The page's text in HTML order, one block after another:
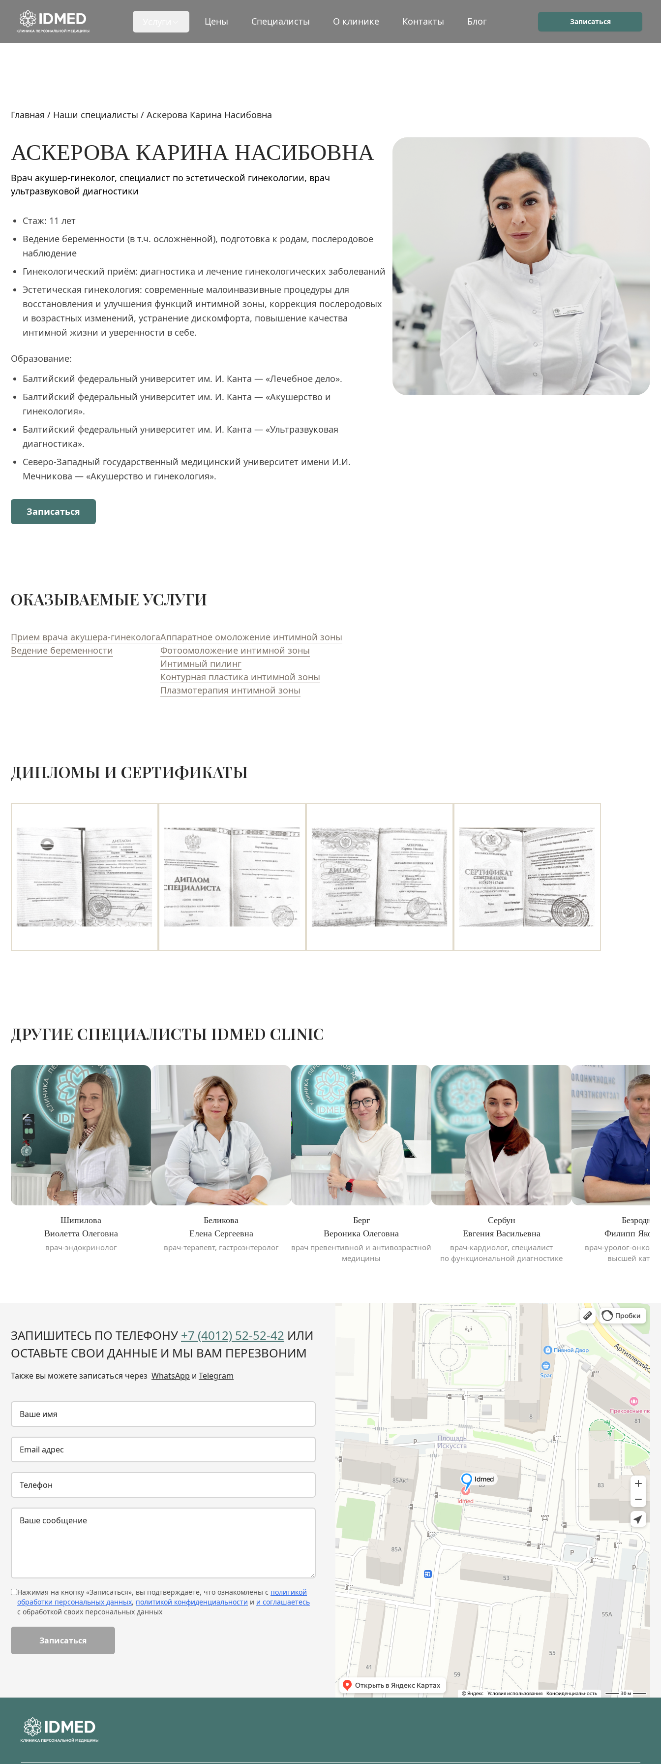
Цены Специалисты О клинике Контакты Блог Записаться
Главная / Наши специалисты / Аскерова Карина Насибовна
АСКЕРОВА КАРИНА НАСИБОВНА
Врач акушер-гинеколог, специалист по эстетической гинекологии, врач
ультразвуковой диагностики
Стаж: 11 лет
Ведение беременности (в т.ч. осложнённой), подготовка к родам, послеродовое
наблюдение
Гинекологический приём: диагностика и лечение гинекологических заболеваний
Эстетическая гинекология: современные малоинвазивные процедуры для
восстановления и улучшения функций интимной зоны, коррекция послеродовых
и возрастных изменений, устранение дискомфорта, повышение качества
интимной жизни и уверенности в себе.
Образование:
Балтийский федеральный университет им. И. Канта — «Лечебное дело».
Балтийский федеральный университет им. И. Канта — «Акушерство и
гинекология».
Балтийский федеральный университет им. И. Канта — «Ультразвуковая
диагностика».
Северо-Западный государственный медицинский университет имени И.И.
Мечникова — «Акушерство и гинекология».
Записаться
ОКАЗЫВАЕМЫЕ УСЛУГИ
Прием врача акушера-гинеколога
Ведение беременности
Аппаратное омоложение интимной зоны
Фотоомоложение интимной зоны
Интимный пилинг
Контурная пластика интимной зоны
Плазмотерапия интимной зоны
ДИПЛОМЫ И СЕРТИФИКАТЫ
ДРУГИЕ СПЕЦИАЛИСТЫ IDMED CLINIC
Шипилова
Виолетта Олеговна
врач-эндокринолог
Беликова
Елена Сергеевна
врач-терапевт, гастроэнтеролог
Берг
Вероника Олеговна
врач превентивной и антивозрастной
медицины
Сербун
Евгения Васильевна
врач-кардиолог, специалист
по функциональной диагностике
Безродний
Филипп
врач-уролог-
высшей
ЗАПИШИТЕСЬ ПО ТЕЛЕФОНУ +7 (4012) 52-52-42 ИЛИ
ОСТАВЬТЕ СВОИ ДАННЫЕ И МЫ ВАМ ПЕРЕЗВОНИМ
Также вы можете записаться через WhatsApp и Telegram
Нажимая на кнопку «Записаться», вы подтверждаете, что ознакомлены с политикой
обработки персональных данных, политикой конфиденциальности и и соглашаетесь
с обработкой своих персональных данных
Записаться